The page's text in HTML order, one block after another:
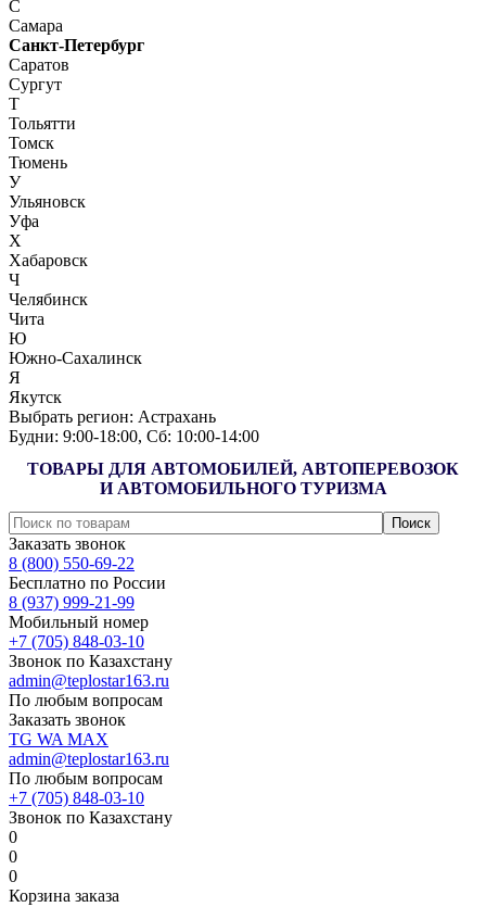
С
Самара
Санкт-Петербург
Саратов
Сургут
Т
Тольятти
Томск
Тюмень
У
Ульяновск
Уфа
Х
Хабаровск
Ч
Челябинск
Чита
Ю
Южно-Сахалинск
Я
Якутск
Выбрать регион: Астрахань
Будни: 9:00‑18:00, Сб: 10:00‑14:00
ТОВАРЫ ДЛЯ АВТОМОБИЛЕЙ, АВТОПЕРЕВОЗОК
И АВТОМОБИЛЬНОГО ТУРИЗМА
Заказать звонок
8 (800) 550-69-22
Бесплатно по России
8 (937) 999-21-99
Мобильный номер
+7 (705) 848-03-10
Звонок по Казахстану
admin@teplostar163.ru
По любым вопросам
Заказать звонок
TG WA MAX
admin@teplostar163.ru
По любым вопросам
+7 (705) 848-03-10
Звонок по Казахстану
0
0
0
Корзина заказа